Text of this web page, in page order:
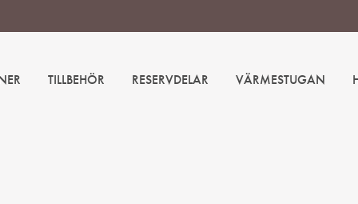
TILLBEHÖR RESERVDELAR VÄRMESTUGAN